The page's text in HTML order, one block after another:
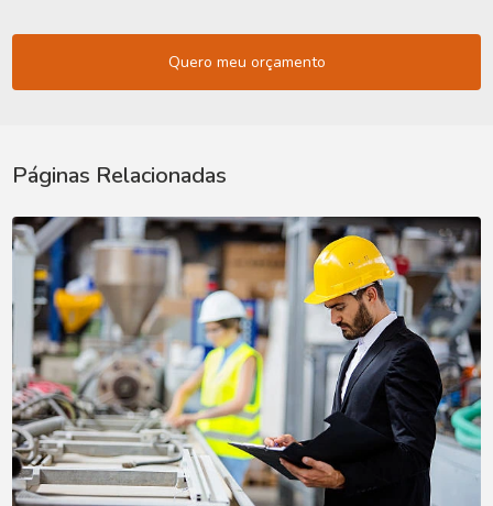
Quero meu orçamento
Páginas Relacionadas